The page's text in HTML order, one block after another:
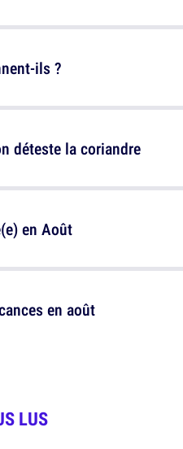
ils ?
en Août
déteste la coriandre
en août
LUS